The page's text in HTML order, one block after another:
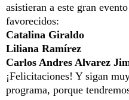
asistieran a este gran
favorecidos:
Catalina Giraldo
Liliana Ramírez
Carlos Andres Alvarez
¡Felicitaciones! Y sigan
programa, porque